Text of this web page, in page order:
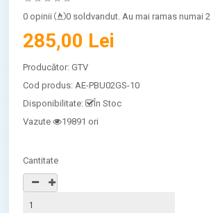
0 opinii 0 soldvandut. Au mai ramas numai 2
285,00 Lei
Producător:GTV
Cod produs:AE-PBU02GS-10
Disponibilitate:
În Stoc
Vazute
19891 ori
Cantitate